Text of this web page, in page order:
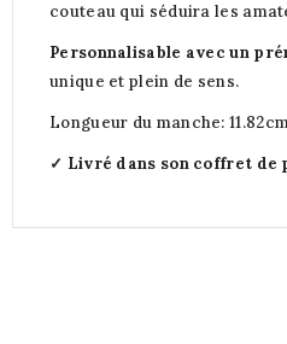
couteau qui séduira les
Personnalisable avec un
unique et plein de sens.
Longueur du manche:
✓ Livré dans son coffret de